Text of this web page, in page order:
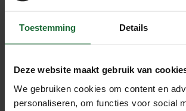
Toestemming Details
Deze website maakt gebruik van
We gebruiken cookies om content en
personaliseren, om functies voor social
verstandig zijn.
Visgraatvloer: voor- en
Wij zetten de voor- en nadelen van een